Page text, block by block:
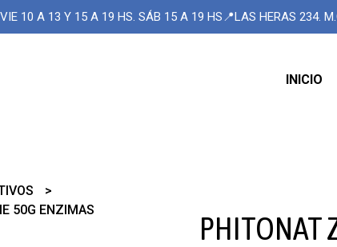
10 A 13 Y 15 A 19 HS. SÁB 15 A 19 HS📍LAS HERAS 234.
INICIO
50G ENZIMAS
PHITONAT